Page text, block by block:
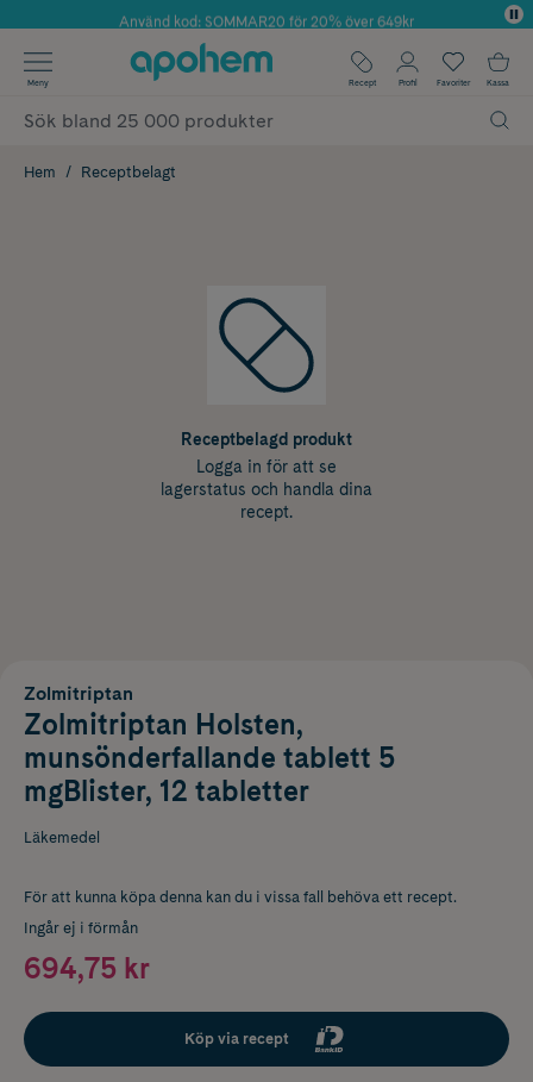
Årets Butik 2025 inom Skönhet
Använd kod: SOMMAR20 för 20% över 649kr
✓ Fri frakt
✓ Poäng på alla köp*
Meny Recept Profil Favoriter Kassa
Hem Receptbelagt
Receptbelagd produkt
Logga in för att se
lagerstatus och handla dina
recept.
Zolmitriptan
Zolmitriptan Holsten,
munsönderfallande tablett 5
mgBlister, 12 tabletter
Läkemedel
För att kunna köpa denna kan du i vissa fall behöva ett recept.
Ingår ej i förmån
694,75 kr
Köp via recept